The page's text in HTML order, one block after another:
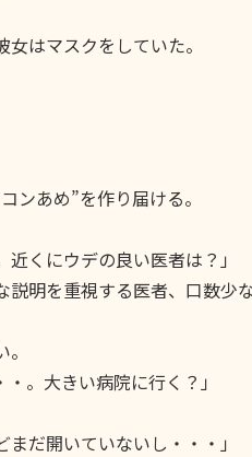
はマスクをしていた。
ンあめ”を作り届ける。
くにウデの良い医者は？」
明を重視する医者、口数少
。大きい病院に行く？」
だ開いていないし・・・」